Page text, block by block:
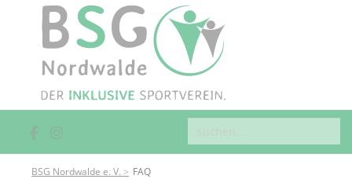
BSG Nordwalde e. V. FAQ